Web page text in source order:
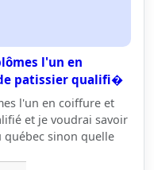
l'un en
patissier qualifi�
l'un en coiffure et
et je voudrai savoir
québec sinon quelle